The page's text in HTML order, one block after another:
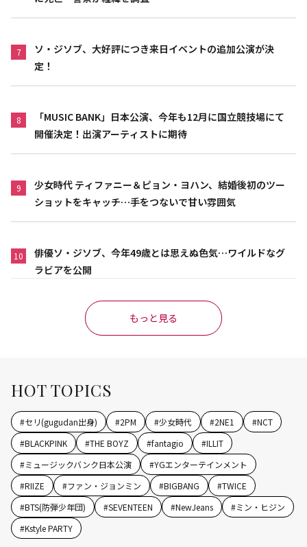
7
ソ・ジソブ、大好評につき来日イベントの追加公演が決
定！
8
「MUSIC BANK」日本公演、今年も12月に国立競技場にて
開催決定！出演アーティストに期待
9
少女時代 ティファニー＆ピョン・ヨハン、結婚後初のツー
ショットをキャッチ…手をつないで甘い雰囲気
10
俳優ソ・ジソブ、今年49歳とは思えぬ色気…ワイルドなグ
ラビアを公開
もっと見る
HOT TOPICS
#セリ(gugudan出身) #2PM #少女時代 #2NE1 #NCT
#BLACKPINK #THE BOYZ #fantagio #ILLIT
#ミュージックバンク日本公演 #YGエンターテインメント
#RIIZE #ファン・ジョンミン #BIGBANG #TWICE
#BTS(防弾少年団) #SEVENTEEN #NewJeans #ミン・ヒジン
#Kstyle PARTY